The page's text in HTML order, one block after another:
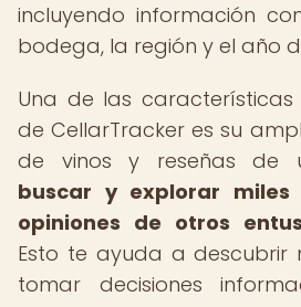
incluyendo información
bodega, la región y el año
Una de las características
de CellarTracker es su
de vinos y reseñas de
buscar y explorar
opiniones de otros
Esto te ayuda a descubrir
tomar decisiones